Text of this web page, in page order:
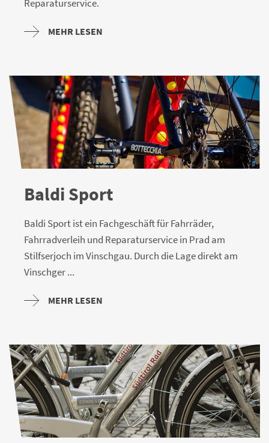
Reparaturservice.
MEHR LESEN
Baldi Sport
Baldi Sport ist ein Fachgeschäft für Fahrräder,
Fahrradverleih und Reparaturservice in Prad am
Stilfserjoch im Vinschgau. Durch die Lage direkt am
Vinschger ...
MEHR LESEN